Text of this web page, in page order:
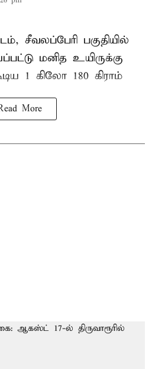
சீவலப்பேரி பகுதியில்
மனித உயிருக்கு
1 கிலோ 180 கிராம்
More